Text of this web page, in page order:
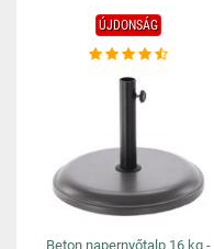
ÚJDONSÁG
Beton napernyőtalp 16 kg -